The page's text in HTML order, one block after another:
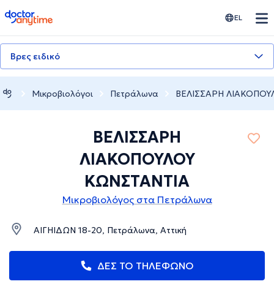
doctoranytime EL
Βρες ειδικό
Μικροβιολόγοι Πετράλωνα ΒΕΛΙΣΣΑΡΗ
ΒΕΛΙΣΣΑΡΗ
ΛΙΑΚΟΠΟΥΛΟΥ
ΚΩΝΣΤΑΝΤΙA
Μικροβιολόγος στα Πετράλωνα
ΑΙΓΗΙΔΩΝ 18-20, Πετράλωνα, Αττική
ΔΕΣ ΤΟ ΤΗΛΕΦΩΝΟ